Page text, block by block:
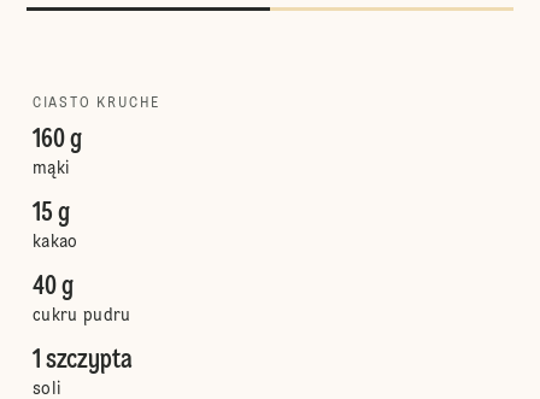
CIASTO KRUCHE
160 g
mąki
15 g
kakao
40 g
cukru pudru
1 szczypta
soli